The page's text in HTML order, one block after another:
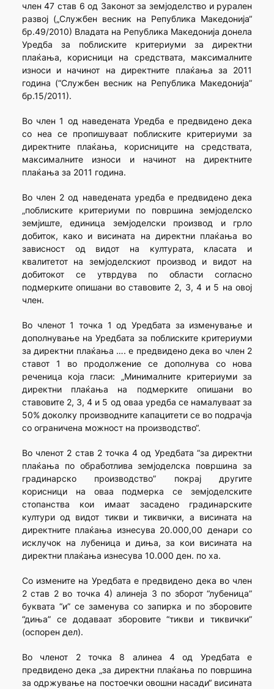
член 47 став 6 од Законот за земјоделство и рурален
развој („Службен весник на Република Македонија“
бр.49/2010) Владата на Република Македонија донела
Уредба за поблиските критериуми за директни
плаќања, корисници на средствата, максималните
износи и начинот на директните плаќања за 2011
година (“Службен весник на Република Македонија”
бр.15/2011).
Во член 1 од наведената Уредба е предвидено дека
со неа се пропишуваат поблиските критериуми за
директните плаќања, корисниците на средствата,
максималните износи и начинот на директните
плаќања за 2011 година.
Во член 2 од наведената уредба е предвидено дека
„поблиските критериуми по површина земјоделско
земјиште, единица земјоделски производ и грло
добиток, како и висината на директни плаќања во
зависност од видот на културата, класата и
квалитетот на земјоделскиот производ и видот на
добитокот се утврдува по области согласно
подмерките опишани во ставовите 2, 3, 4 и 5 на овој
член.
Во членот 1 точка 1 од Уредбата за изменување и
дополнување на Уредбата за поблиските критериуми
за директни плаќања …. е предвидено дека во член 2
ставот 1 во продолжение се дополнува со нова
реченица која гласи: „Минималните критериуми за
директни плаќања на подмерките опишани во
ставовите 2, 3, 4 и 5 од оваа уредба се намалуваат за
50% доколку производните капацитети се во подрачја
со ограничена можност на производство“.
Во членот 2 став 2 точка 4 од Уредбата “за директни
плаќања по обработлива земјоделска површина за
градинарско производство” покрај другите
корисници на оваа подмерка се земјоделските
стопанства кои имаат засадено градинарските
култури од видот тикви и тиквички, а висината на
директните плаќања изнесува 20.000,00 денари со
исклучок на лубеница и диња, за кои висината на
директни плаќања изнесува 10.000 ден. по ха.
Со измените на Уредбата e предвидено дека во член
2 став 2 во точка 4) алинеја 3 по зборот “лубеница”
буквата “и” се заменува со запирка и по зборовите
“диња” се додаваат зборовите “тикви и тиквички”
(оспорен дел).
Во членот 2 точка 8 алинеа 4 од Уредбата е
предвидено дека „за директни плаќања по површина
за одржување на постоечки овошни насади“ висината